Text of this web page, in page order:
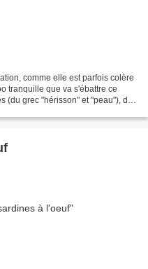
comme elle est parfois colère
tranquille que va s'ébattre ce
(du grec "hérisson" et "peau"), des